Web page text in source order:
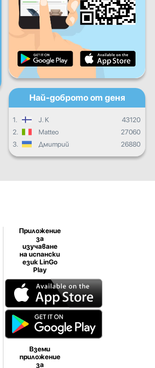
Месечен прогрес
Общ прогрес
Най-доброто от деня
1. J. K
43120
2.
Matteo
27060
3.
Дмитрий 26880
Приложение
за
изучаване
на испански
език LinGo
Play
Вземи
приложение
за